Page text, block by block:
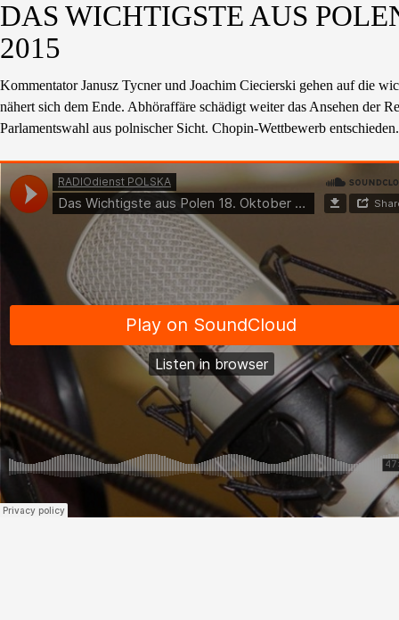
DAS WICHTIGSTE AUS
2015
Kommentator Janusz Tycner und Joachim Ciecierski gehen auf die
nähert sich dem Ende. Abhöraffäre schädigt weiter das Ansehen der
Parlamentswahl aus polnischer Sicht. Chopin-Wettbewerb entschieden.